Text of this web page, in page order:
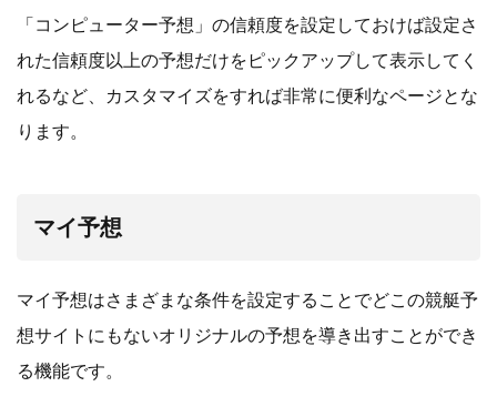
「コンピューター予想」の信頼度を設定しておけば設定さ
れた信頼度以上の予想だけをピックアップして表示してく
れるなど、カスタマイズをすれば非常に便利なページとな
ります。
マイ予想
マイ予想はさまざまな条件を設定することでどこの競艇予
想サイトにもないオリジナルの予想を導き出すことができ
る機能です。